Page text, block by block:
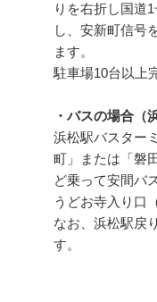
りを右折し国道
し、安新町信号
ます。
駐車場10台以上
・バスの場合（
浜松駅バスター
町」または「磐
ど乗って安間バ
うどお寺入り口
なお、浜松駅戻
す。